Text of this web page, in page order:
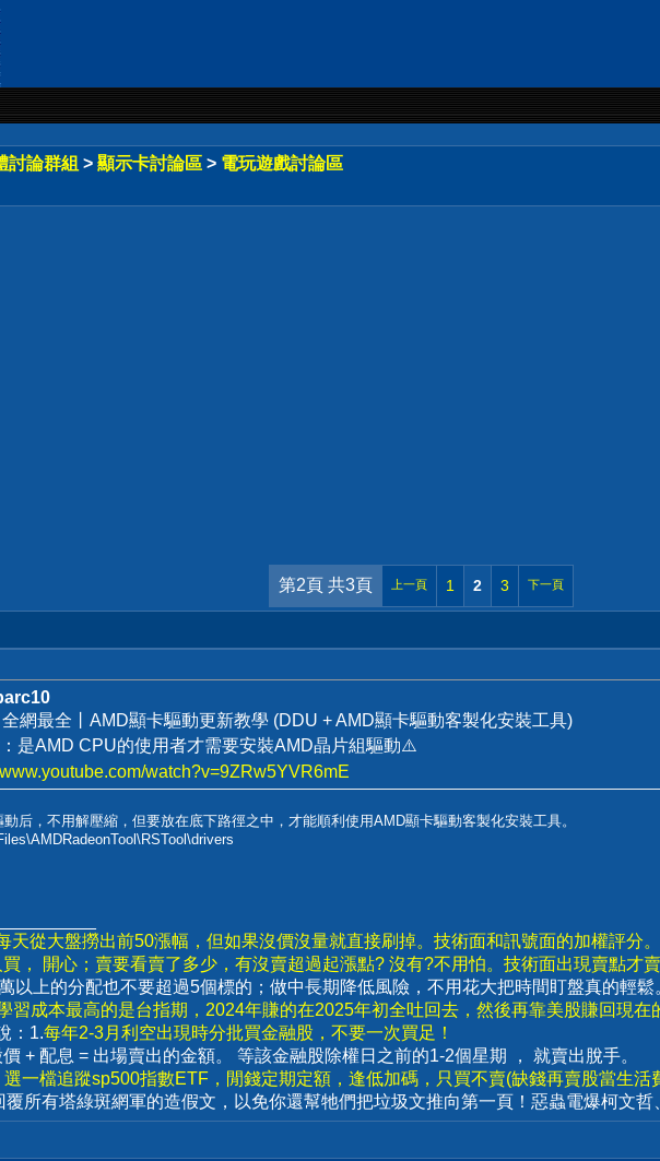
討論群組 > 顯示卡討論區 > 電玩遊戲討論區
第2頁 共3頁 上一頁 1 2 3 下一頁
網最全丨AMD顯卡驅動更新教學 (DDU + AMD顯卡驅動客製化安裝工具)
是AMD CPU的使用者才需要安裝AMD晶片組驅動⚠️
watch?v=9ZRw5YVR6mE
后，不用解壓縮，但要放在底下路徑之中，才能順利使用AMD顯卡驅動客製化安裝工具。
天從大盤撈出前50漲幅，但如果沒價沒量就直接刷掉。技術面和訊號面的加權評分。
， 開心；賣要看賣了多少，有沒賣超過起漲點? 沒有?不用怕。技術面出現賣點才
以上的分配也不要超過5個標的；做中長期降低風險，不用花大把時間盯盤真的輕鬆
習成本最高的是台指期，2024年賺的在2025年初全吐回去，然後再靠美股賺回現在
：1.每年2-3月利空出現時分批買金融股，不要一次買足！
+ 配息 = 出場賣出的金額。 等該金融股除權日之前的1-2個星期 ， 就賣出脫手。
選一檔追蹤sp500指數ETF，閒錢定期定額，逢低加碼，只買不賣(缺錢再賣股當生活
覆所有塔綠斑網軍的造假文，以免你還幫牠們把垃圾文推向第一頁！惡蟲電爆柯文哲